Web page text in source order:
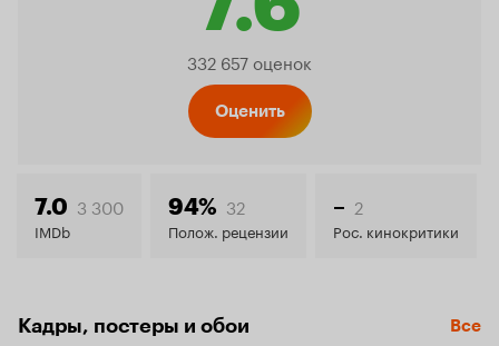
Рейтинг
7.6
332 657 оценок
Оценить
7.0 3 300
IMDb
94% 32
Полож. рецензии
– 2
Рос. кинокритики
Кадры, постеры и обои Все